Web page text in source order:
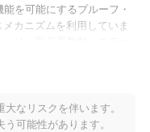
を可能にするプルーフ・
カニズムを利用していま
えることを可能にしま
ュニティ主導のイニシア
る点で際立っており、ユ
進する重要なプレーヤー
なリスクを伴います。
可能性があります。